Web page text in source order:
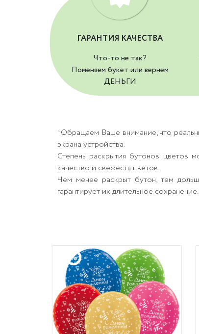
ГАРАНТИЯ КАЧЕСТВА
Что-то не так?
Поменяем букет или вернем
ДЕНЬГИ
*Обращаем Ваше внимание, что
экрана устройства.
Степень раскрытия бутонов цветов
качество и свежесть цветов.
Чем менее раскрыт бутон, тем
гарантирует их длительное сохранение.